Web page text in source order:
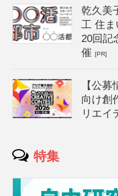
乾久美
工 住ま
20回記
催[PR]
【公
向け創
リエイ
特集